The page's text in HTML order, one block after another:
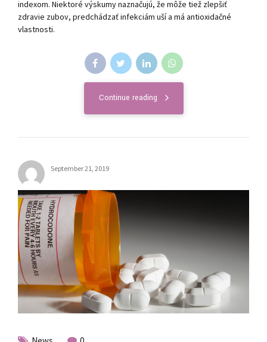
indexom. Niektoré výskumy naznačujú, že môže tiež zlepšiť
zdravie zubov, predchádzať infekciám uší a má antioxidačné
vlastnosti.
Continue reading
September 21, 2019